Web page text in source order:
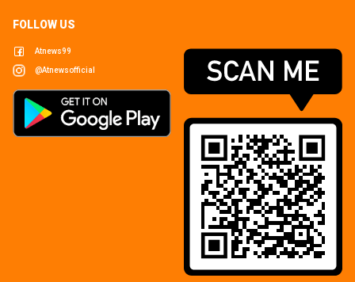
FOLLOW US
Atnews99
@atnewsofficial